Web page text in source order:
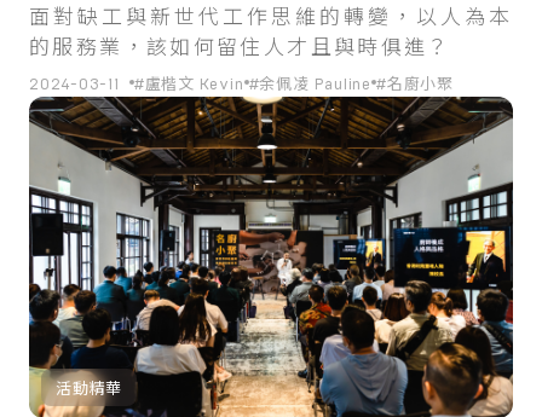
面對缺工與新世代工作思維的轉變，以人為本
的服務業，該如何留住人才且與時俱進？
2024-03-11 #盧楷文 Kevin #余佩凌 Pauline #名廚小聚
活動精華